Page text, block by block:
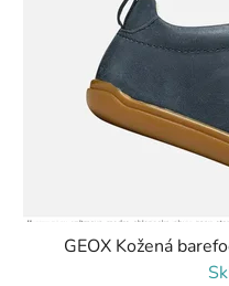
GEOX Kožená